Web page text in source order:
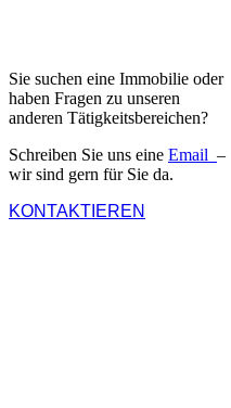
Sie suchen eine Immobilie oder
haben Fragen zu unseren
anderen Tätigkeitsbereichen?
Schreiben Sie uns eine Email –
wir sind gern für Sie da.
KONTAKTIEREN